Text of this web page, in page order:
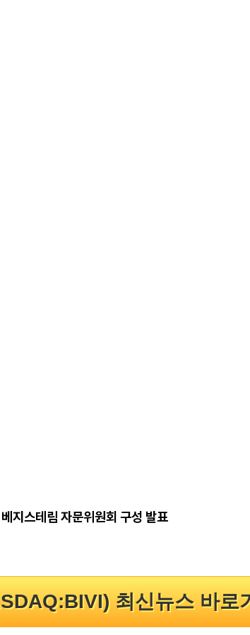
스테림 자문위원회 구성 발표
최신뉴스 바로